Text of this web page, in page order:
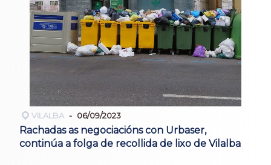
VILALBA 06/09/2023
Rachadas as negociacións con Urbaser,
continúa a folga de recollida de lixo de Vilalba